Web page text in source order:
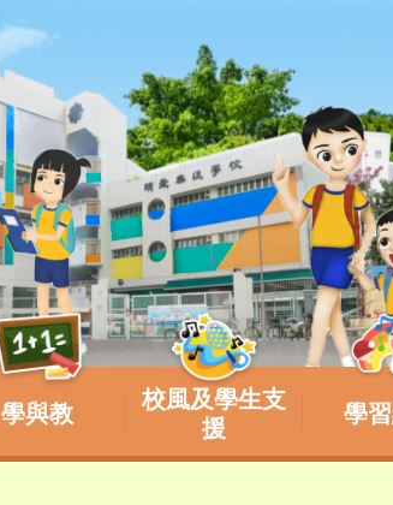
學與教
校風及學生支
援
學